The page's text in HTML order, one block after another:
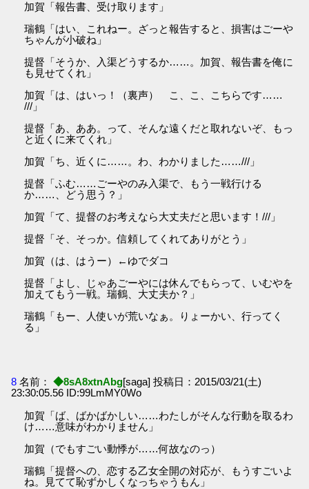
加賀「報告書、受け取ります」
瑞鶴「はい、これねー。ざっと報告すると、損害はごーや
ちゃんが小破ね」
提督「そうか、入渠どうするか……。加賀、報告書を俺に
も見せてくれ」
加賀「は、はいっ！（裏声） こ、こ、こちらです……
///」
提督「あ、ああ。って、そんな遠くだと取れないぞ、もっ
と近くに来てくれ」
加賀「ち、近くに……。わ、わかりました……///」
提督「ふむ……ごーやのみ入渠で、もう一戦行ける
か……、どう思う？」
加賀「て、提督のお考えなら大丈夫だと思います！///」
提督「そ、そっか。信頼してくれてありがとう」
加賀（は、はうー）←ゆでダコ
提督「よし、じゃあごーやには休んでもらって、いむやを
加えてもう一戦。瑞鶴、大丈夫か？」
瑞鶴「もー、人使いが荒いなぁ。りょーかい、行ってく
る」
8 名前： ◆8sA8xtnAbg[saga] 投稿日：2015/03/21(土)
23:30:05.56 ID:99LmMY0Wo
加賀「ば、ばかばかしい……わたしがそんな行動を取るわ
け……意味がわかりません」
加賀（でもすごい動悸が……何故なのっ）
瑞鶴「提督への、恋する乙女全開の対応が、もうすごいよ
ね。見てて恥ずかしくなっちゃうもん」